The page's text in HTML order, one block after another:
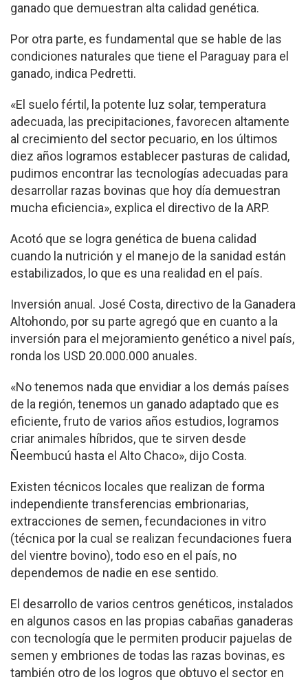
ganado que demuestran alta calidad genética.
Por otra parte, es fundamental que se hable de las
condiciones naturales que tiene el Paraguay para el
ganado, indica Pedretti.
«El suelo fértil, la potente luz solar, temperatura
adecuada, las precipitaciones, favorecen altamente
al crecimiento del sector pecuario, en los últimos
diez años logramos establecer pasturas de calidad,
pudimos encontrar las tecnologías adecuadas para
desarrollar razas bovinas que hoy día demuestran
mucha eficiencia», explica el directivo de la ARP.
Acotó que se logra genética de buena calidad
cuando la nutrición y el manejo de la sanidad están
estabilizados, lo que es una realidad en el país.
Inversión anual. José Costa, directivo de la Ganadera
Altohondo, por su parte agregó que en cuanto a la
inversión para el mejoramiento genético a nivel país,
ronda los USD 20.000.000 anuales.
«No tenemos nada que envidiar a los demás países
de la región, tenemos un ganado adaptado que es
eficiente, fruto de varios años estudios, logramos
criar animales híbridos, que te sirven desde
Ñeembucú hasta el Alto Chaco», dijo Costa.
Existen técnicos locales que realizan de forma
independiente transferencias embrionarias,
extracciones de semen, fecundaciones in vitro
(técnica por la cual se realizan fecundaciones fuera
del vientre bovino), todo eso en el país, no
dependemos de nadie en ese sentido.
El desarrollo de varios centros genéticos, instalados
en algunos casos en las propias cabañas ganaderas
con tecnología que le permiten producir pajuelas de
semen y embriones de todas las razas bovinas, es
también otro de los logros que obtuvo el sector en